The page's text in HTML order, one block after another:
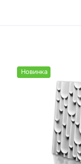
Новинка